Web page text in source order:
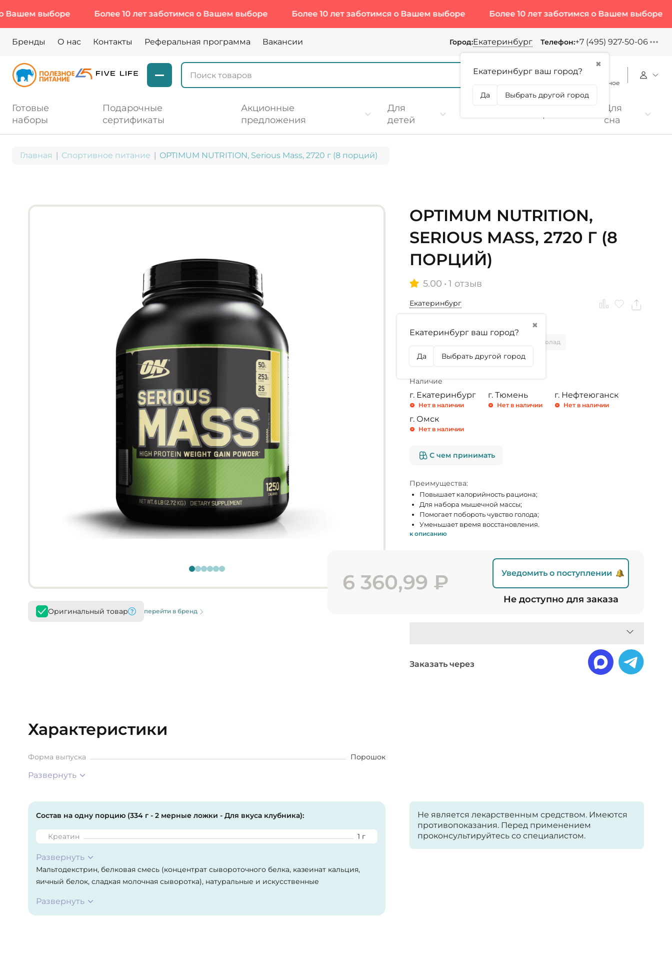
выборе Более 10 лет заботимся о Вашем выборе Более 10 лет заботимся о Вашем выборе Более 10 лет заботимся о Вашем выборе
Бренды О нас Контакты Реферальная программа Вакансии Город:Екатеринбург
✖
Екатеринбург ваш город?
Да Выбрать другой город
Телефон:+7 (495) 927-50-06
Избранное
Готовые
наборы
Подарочные
сертификаты
Акционные
предложения
Для
детей
Для
сна
Главная Спортивное питание OPTIMUM NUTRITION, Serious Mass, 2720 г (8 порций)
Оригинальный товар перейти в бренд
OPTIMUM NUTRITION,
SERIOUS MASS, 2720 Г (8
ПОРЦИЙ)
5.00 • 1 отзыв
Екатеринбург
✖
Екатеринбург ваш город?
Да Выбрать другой город
Шоколад
Шоколадно-арахисовое масло
Наличие
г. Екатеринбург
Нет в наличии
г. Тюмень
Нет в наличии
г. Нефтеюганск
Нет в наличии
г. Омск
Нет в наличии
С чем принимать
Преимущества:
Повышает калорийность рациона;
Для набора мышечной массы;
Помогает побороть чувство голода;
Уменьшает время восстановления.
к описанию
6 360,99 ₽ Уведомить о поступлении
Не доступно для заказа
Заказать через
Характеристики
Форма выпуска Порошок
Развернуть
Не является лекарственным средством. Имеются
противопоказания. Перед применением
проконсультируйтесь со специалистом.
Состав на одну порцию (334 г - 2 мерные ложки - Для вкуса клубника):
Креатин 1 г
Развернуть
Мальтодекстрин, белковая смесь (концентрат сывороточного белка, казеинат кальция,
яичный белок, сладкая молочная сыворотка), натуральные и искусственные
дикальция фосфат, цитрат кальция, аскорбиновая кислота, никотинамид, цитрат цинка,
кальция D-пантотенат, D-альфа сукцинат токоферила, D-альфа-токоферола сукцинат,
Развернуть